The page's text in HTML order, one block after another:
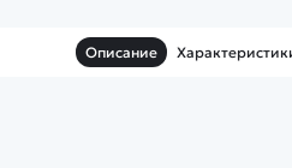
Описание